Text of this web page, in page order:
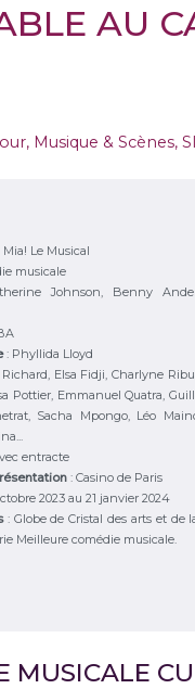
AU
, Musique & Scènes,
Le Musical
musicale
Johnson, Benny
: Phyllida Lloyd
Elsa Fidji, Charlyne
Pottier, Emmanuel Quatra,
Sacha Mpongo, Léo
entracte
: Casino de Paris
2023 au 21 janvier 2024
: Globe de Cristal des arts et de
Meilleure comédie musicale.
MUSICALE